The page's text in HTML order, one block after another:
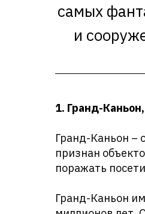
самых
и
1. Гранд-
Гранд-Каньон –
признан
поражать
Гранд-Каньон